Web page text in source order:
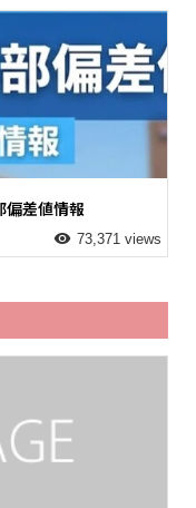
偏差値情報
73,371 views